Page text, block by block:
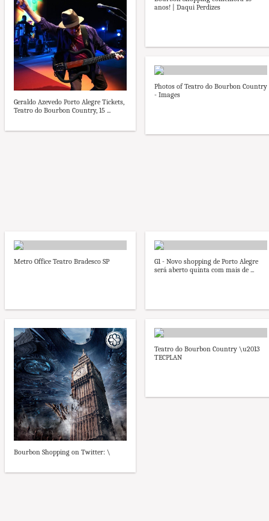
Geraldo Azevedo Porto Alegre Tickets,
Teatro do Bourbon Country, 15 ...
anos! | Daqui Perdizes
Photos of Teatro do Bourbon Country
- Images
Metro Office Teatro Bradesco SP
G1 - Novo shopping de Porto Alegre
será aberto quinta com mais de ...
Bourbon Shopping on Twitter: \
Teatro do Bourbon Country \u2013
TECPLAN